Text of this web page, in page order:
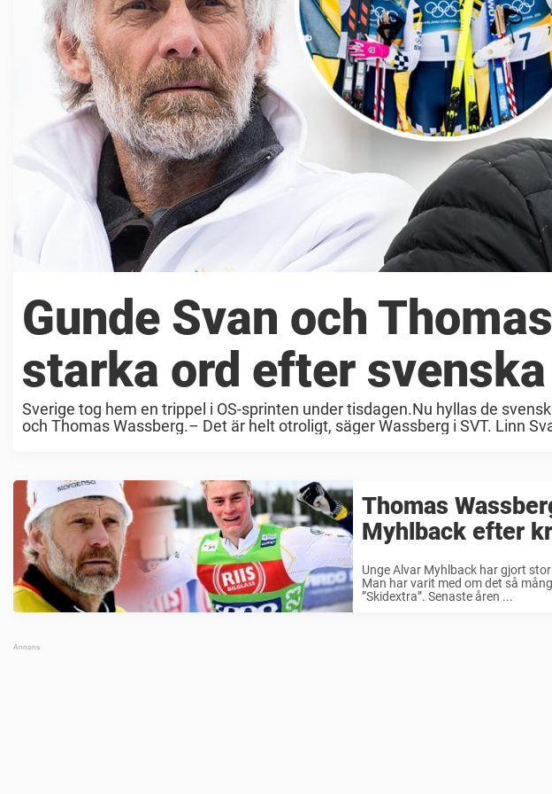
Gunde Svan och
starka ord efter
Sverige tog hem en trippel i OS-sprinten under tisdagen.Nu hyllas de
och Thomas Wassberg.– Det är helt otroligt, säger Wassberg i SVT. Linn
Thomas
Myhlback efter
Unge Alvar Myhlback har gjort
Man har varit med om det så
”Skidextra”. Senaste åren ...